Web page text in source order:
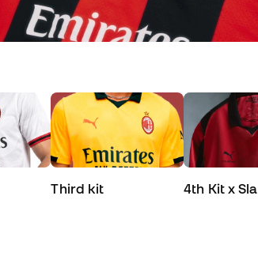
Third kit 4th Kit x